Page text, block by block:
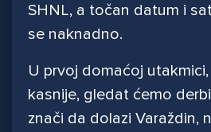
SHNL, a točan datum i
se naknadno.
U prvoj domaćoj
kasnije, gledat ćemo
znači da dolazi Varaždin,